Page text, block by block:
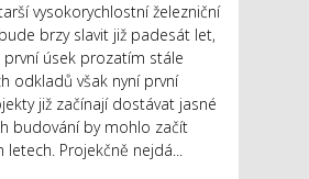
vysokorychlostní železniční
brzy slavit již padesát let,
první úsek prozatím stále
odkladů však nyní první
již začínají dostávat jasné
budování by mohlo začít
letech. Projekčně nejdá...